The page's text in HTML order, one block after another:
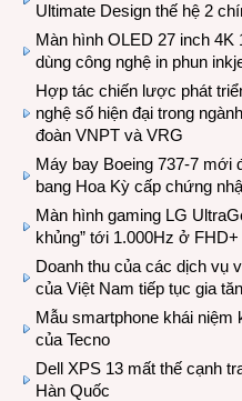
Ultimate Design thế hệ 2
Màn hình OLED 27 inch 4K
dùng công nghệ in phun
Hợp tác chiến lược phát
nghệ số hiện đại trong
đoàn VNPT và VRG
Máy bay Boeing 737-7 mới
bang Hoa Kỳ cấp chứng
Màn hình gaming LG
khủng” tới 1.000Hz ở FHD+
Doanh thu của các dịch vụ
của Việt Nam tiếp tục gia
Mẫu smartphone khái niệm
của Tecno
Dell XPS 13 mất thế cạnh
Hàn Quốc